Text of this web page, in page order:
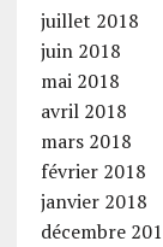
juillet 2018
juin 2018
mai 2018
avril 2018
mars 2018
février 2018
janvier 2018
décembre